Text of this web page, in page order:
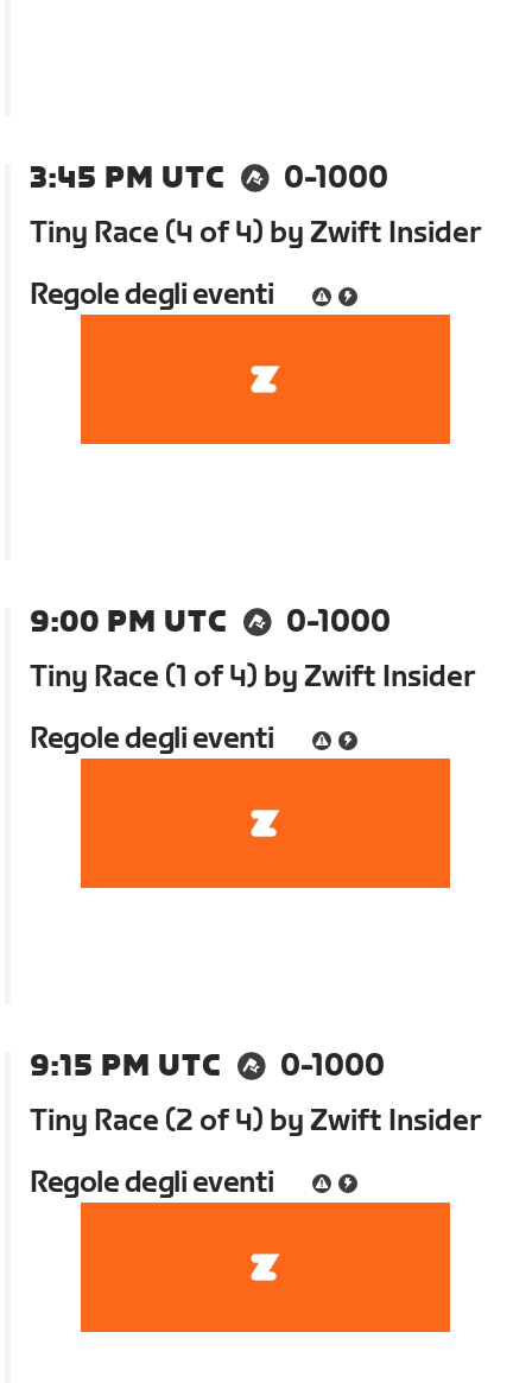
3:45 PM UTC
0-1000
Tiny Race (4 of 4) by Zwift Insider
Regole degli eventi
9:00 PM UTC
0-1000
Tiny Race (1 of 4) by Zwift Insider
Regole degli eventi
9:15 PM UTC
0-1000
Tiny Race (2 of 4) by Zwift Insider
Regole degli eventi